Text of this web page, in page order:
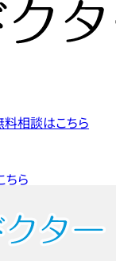
相談はこちら
ちら